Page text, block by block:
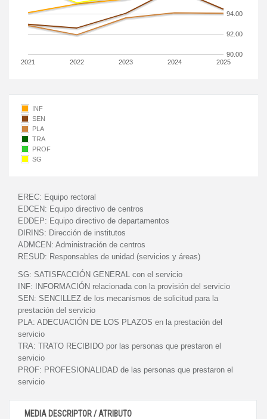
2021 2022 2023 2024 2025
90.00
92.00
94.00
INF
SEN
PLA
TRA
PROF
SG
EREC: Equipo rectoral
EDCEN: Equipo directivo de centros
EDDEP: Equipo directivo de departamentos
DIRINS: Dirección de institutos
ADMCEN: Administración de centros
RESUD: Responsables de unidad (servicios y áreas)
SG: SATISFACCIÓN GENERAL con el servicio
INF:
INFORMACIÓN relacionada con la provisión del servicio
SEN: SENCILLEZ de los mecanismos de solicitud para la
prestación del servicio
PLA: ADECUACIÓN DE LOS PLAZOS en la prestación del
servicio
TRA: TRATO RECIBIDO por las personas que prestaron el
servicio
PROF: PROFESIONALIDAD de las personas que prestaron el
servicio
MEDIA DESCRIPTOR / ATRIBUTO